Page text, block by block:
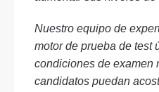
Nuestro equipo de
motor de prueba de test
condiciones de examen
candidatos puedan